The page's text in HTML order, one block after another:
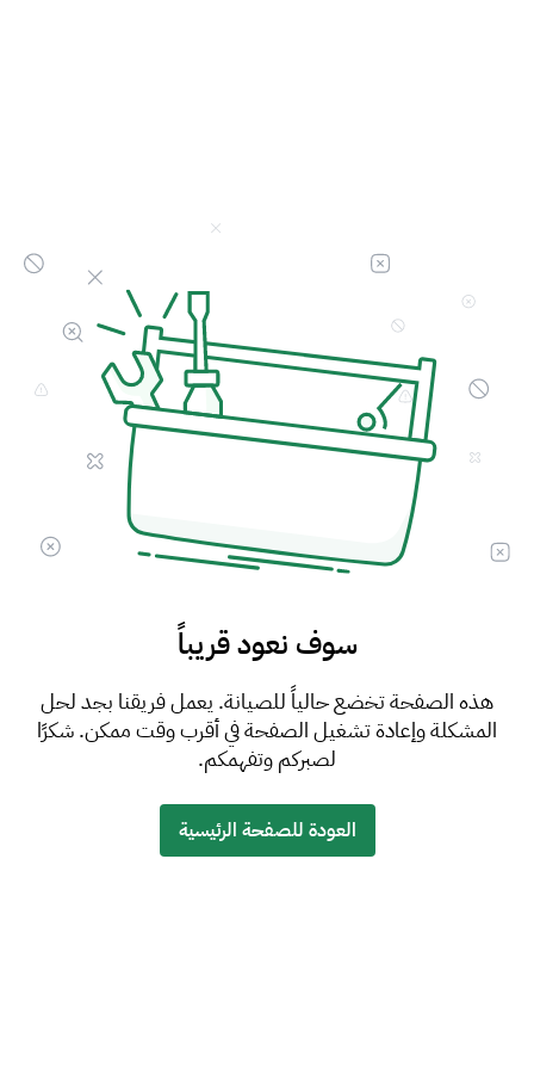
سوف نعود قريباً
هذه الصفحة تخضع حالياً للصيانة. يعمل فريقنا بجد لحل
المشكلة وإعادة تشغيل الصفحة في أقرب وقت ممكن. شكرًا
لصبركم وتفهمكم.
العودة للصفحة الرئيسية